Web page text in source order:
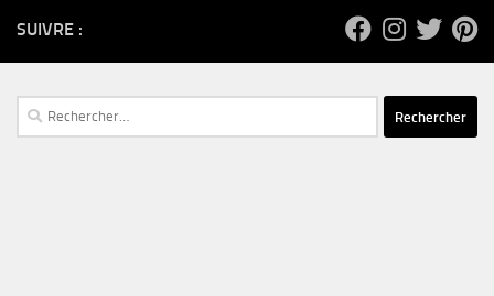
SUIVRE :
Rechercher :